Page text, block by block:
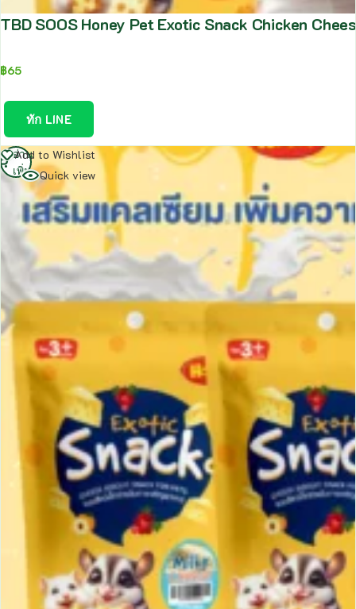
TBD SOOS Honey Pet Exotic Snack Chicken
฿65
ทัก LINE
Add to Wishlist
Quick view
อ่าน
เพิ่ม